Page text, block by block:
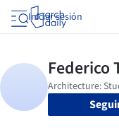
Iniciar sesión